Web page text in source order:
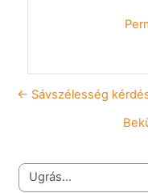
← Sávszélesség
Ugrás...